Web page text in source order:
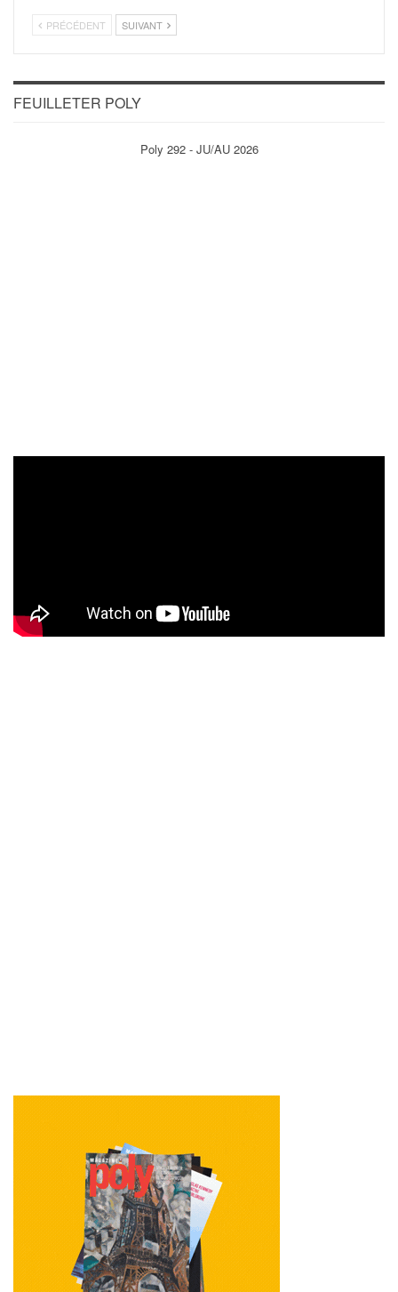
PRÉCÉDENT SUIVANT
FEUILLETER POLY
Poly 292 - JU/AU 2026